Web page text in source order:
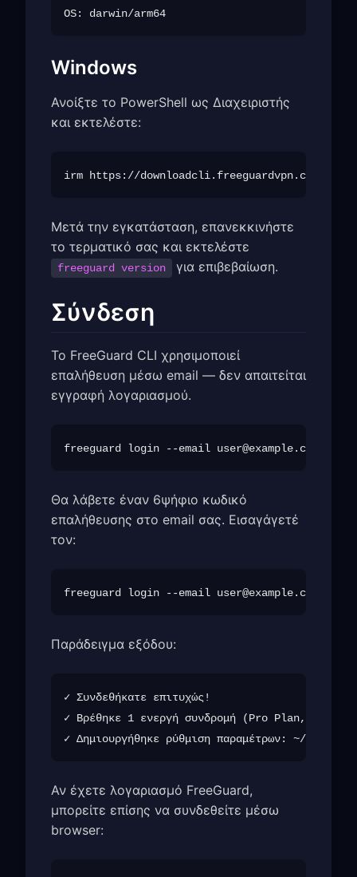
Windows
Ανοίξτε το PowerShell ως Διαχειριστής
και εκτελέστε:
Μετά την εγκατάσταση, επανεκκινήστε
το τερματικό σας και εκτελέστε
freeguard version για επιβεβαίωση.
Σύνδεση
Το FreeGuard CLI χρησιμοποιεί
επαλήθευση μέσω email — δεν απαιτείται
εγγραφή λογαριασμού.
freeguard login --email user@example.com
Θα λάβετε έναν 6ψήφιο κωδικό
επαλήθευσης στο email σας. Εισαγάγετέ
τον:
freeguard login --email user@example.com
Παράδειγμα εξόδου:
✓ Συνδεθήκατε επιτυχώς!
✓ Βρέθηκε 1 ενεργή συνδρομή (Pro Plan, λήγει
Αν έχετε λογαριασμό FreeGuard,
μπορείτε επίσης να συνδεθείτε μέσω
browser: